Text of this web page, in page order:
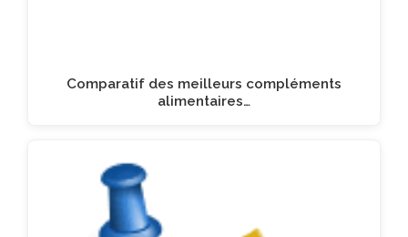
Comparatif des meilleurs compléments
alimentaires…